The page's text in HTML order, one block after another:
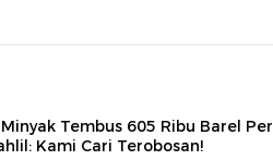
Tembus 605 Ribu Barel Per
Kami Cari Terobosan!